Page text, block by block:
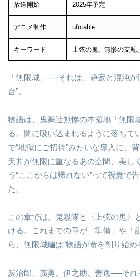
放送開始 2025年予定
アニメ制作 ufotable
キーワード 上弦の鬼、無惨の支配
「無限城」──それは、静寂と混沌
台”。
物語は、鬼舞辻無惨の本拠地「無限
る。闇に吸い込まれるように落ちて
で“地獄にご招待”みたいな導入に、
天井が無限に重なるあの空間、美し
う“ここからは帰れない”って視覚で
た。
この章では、鬼殺隊と〈上弦の鬼〉
ける。これまでの章が「準備」や「
ら、無限城編は“物語が命を削り始め
炭治郎、義勇、伊之助、善逸──それ